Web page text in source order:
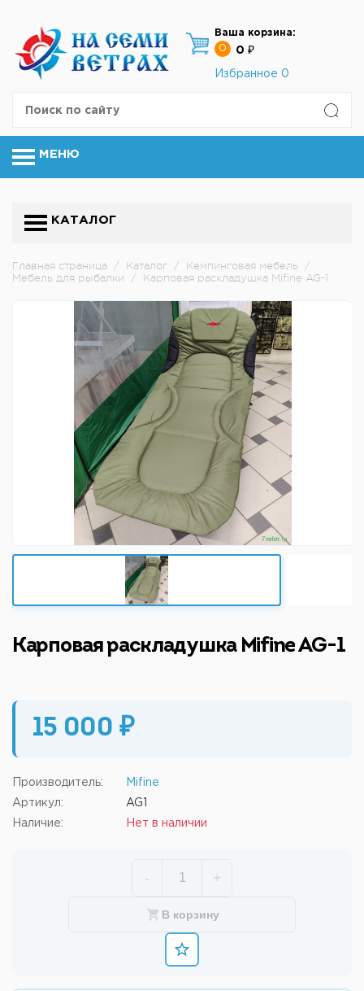
Ваша корзина:
0
0 ₽
Избранное 0
МЕНЮ
КАТАЛОГ
Главная страница / Каталог / Кемпинговая мебель
/
Мебель для рыбалки
/ Карповая раскладушка Mifine AG-1
Карповая раскладушка Mifine AG-1
15 000 ₽
Производитель: Mifine
Артикул: AG1
Наличие: Нет в наличии
- +
В корзину